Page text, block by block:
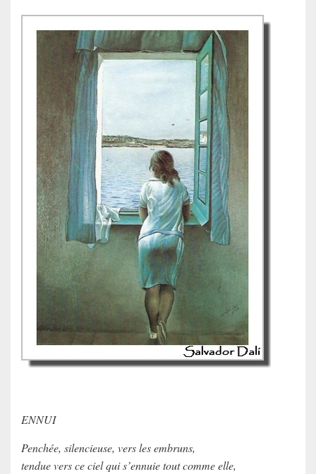
ENNUI
Penchée, silencieuse, vers les embruns,
tendue vers ce ciel qui s’ennuie tout comme elle,